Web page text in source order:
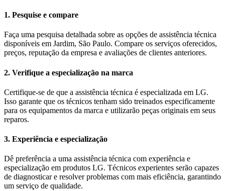
1. Pesquise e compare
Faça uma pesquisa detalhada sobre as opções de assistência técnica
disponíveis em Jardim, São Paulo. Compare os serviços oferecidos,
preços, reputação da empresa e avaliações de clientes anteriores.
2. Verifique a especialização na marca
Certifique-se de que a assistência técnica é especializada em LG.
Isso garante que os técnicos tenham sido treinados especificamente
para os equipamentos da marca e utilizarão peças originais em seus
reparos.
3. Experiência e especialização
Dê preferência a uma assistência técnica com experiência e
especialização em produtos LG. Técnicos experientes serão capazes
de diagnosticar e resolver problemas com mais eficiência, garantindo
um serviço de qualidade.